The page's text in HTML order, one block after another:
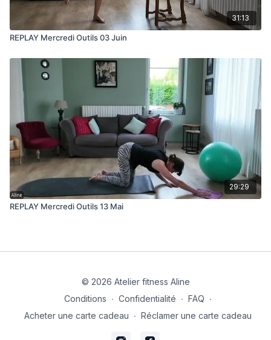
31:13
REPLAY Mercredi Outils 03 Juin
29:29
REPLAY Mercredi Outils 13 Mai
© 2026 Atelier fitness Aline
Conditions ∙ Confidentialité ∙ FAQ ∙
Acheter une carte cadeau ∙ Réclamer une carte cadeau